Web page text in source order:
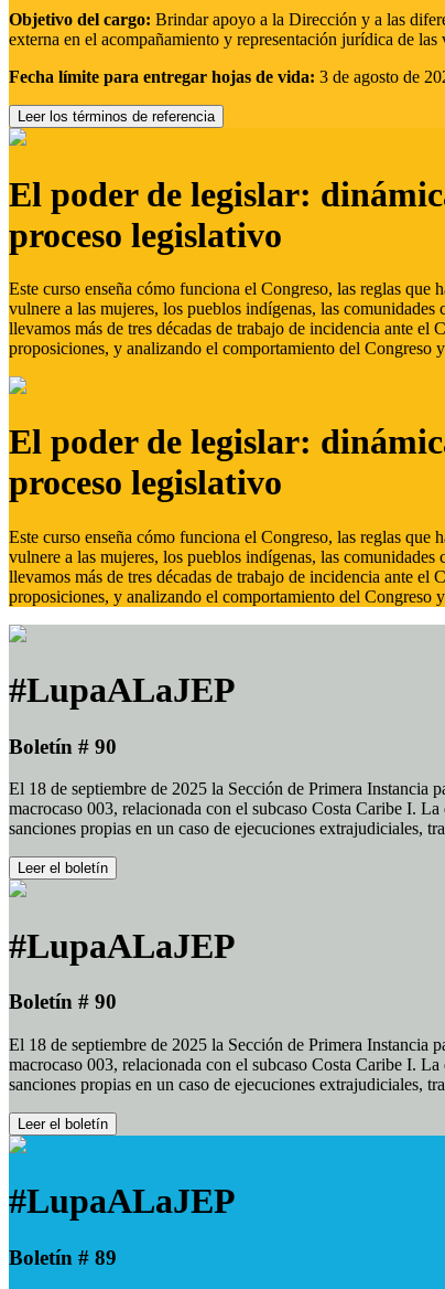
Objetivo del cargo: Brindar apoyo a la Dirección y a las
externa en el acompañamiento y representación jurídica de
Fecha límite para entregar hojas de vida: 3 de agosto de
Leer los términos de referencia
El poder de legislar:
proceso legislativo
Este curso enseña cómo funciona el Congreso, las reglas
vulnere a las mujeres, los pueblos indígenas, las
llevamos más de tres décadas de trabajo de incidencia ante
proposiciones, y analizando el comportamiento del Congreso
El poder de legislar:
proceso legislativo
Este curso enseña cómo funciona el Congreso, las reglas
vulnere a las mujeres, los pueblos indígenas, las
llevamos más de tres décadas de trabajo de incidencia ante
proposiciones, y analizando el comportamiento del Congreso
#LupaALaJEP
Boletín # 90
El 18 de septiembre de 2025 la Sección de Primera Instancia
macrocaso 003, relacionada con el subcaso Costa Caribe I.
sanciones propias en un caso de ejecuciones extrajudiciales,
Leer el boletín
#LupaALaJEP
Boletín # 90
El 18 de septiembre de 2025 la Sección de Primera Instancia
macrocaso 003, relacionada con el subcaso Costa Caribe I.
sanciones propias en un caso de ejecuciones extrajudiciales,
Leer el boletín
#LupaALaJEP
Boletín # 89